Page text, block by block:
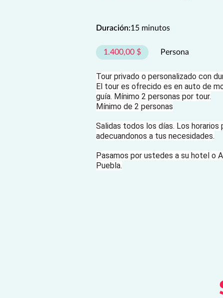
Duración:15 minutos
1.400,00 $ Persona
Tour privado o personalizado con
El tour es ofrecido es en auto de
guía. Mínimo 2 personas por tour.
Mínimo de 2 personas
Salidas todos los días. Los horarios
adecuandonos a tus necesidades.
Pasamos por ustedes a su hotel o
Puebla.